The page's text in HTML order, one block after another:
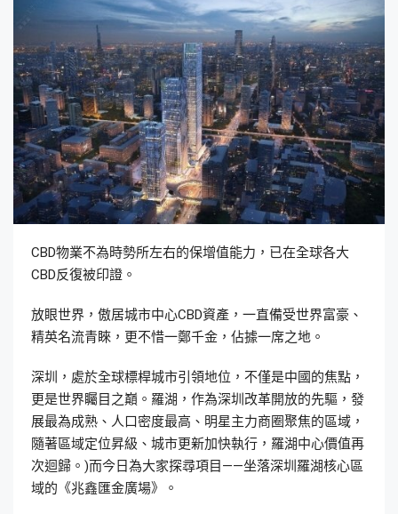
CBD物業不為時勢所左右的保增值能力，已在全球各大
CBD反復被印證。
放眼世界，傲居城市中心CBD資產，一直備受世界富豪、
精英名流青睞，更不惜一鄭千金，佔據一席之地。
深圳，處於全球標桿城市引領地位，不僅是中國的焦點，
更是世界矚目之巔。羅湖，作為深圳改革開放的先驅，發
展最為成熟、人口密度最高、明星主力商圈聚焦的區域，
隨著區域定位昇級、城市更新加快執行，羅湖中心價值再
次迴歸。)而今日為大家探尋項目——坐落深圳羅湖核心區
域的《兆鑫匯金廣場》。